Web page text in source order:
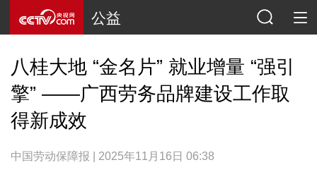
公益
八桂大地 “金名片” 就业增量 “强引
擎” ——广西劳务品牌建设工作取
得新成效
中国劳动保障报 | 2025年11月16日 06:38